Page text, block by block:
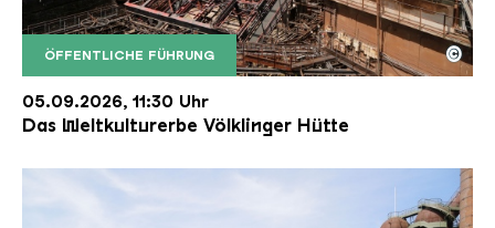
ÖFFENTLICHE FÜHRUNG
Der Erzschrägaufzug der Völklinger Hütte mit
Copyright: Weltkulturerbe Völklinger Hütte | Karl
©
05.09.2026, 11:30 Uhr
Das Weltkulturerbe Völklinger Hütte